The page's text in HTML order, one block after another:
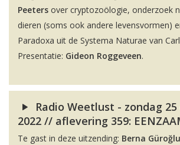
Peeters over cryptozoölogie, onderzoek
dieren (soms ook andere levensvormen)
Paradoxa uit de Systema Naturae van
Presentatie: Gideon Roggeveen.
Radio Weetlust - zondag
2022 // aflevering 359:
Te gast in deze uitzending: Berna Güroğlu